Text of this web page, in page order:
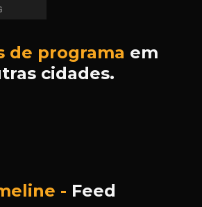
de programa em
cidades.
- Feed